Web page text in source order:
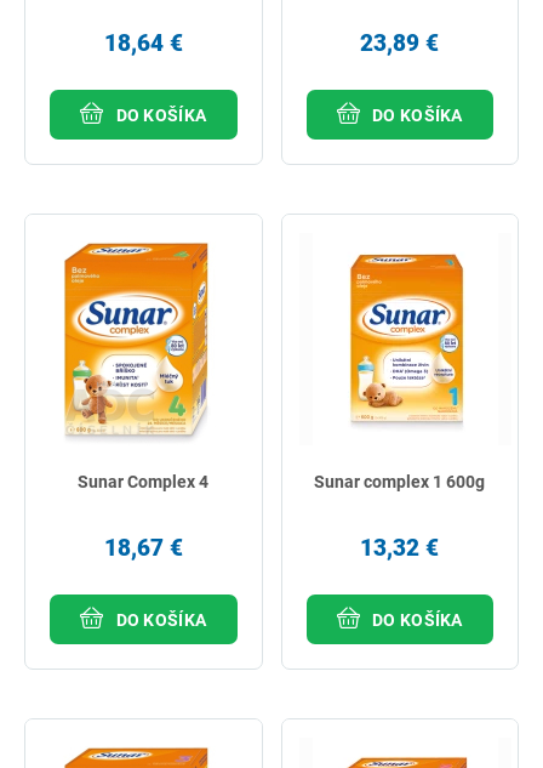
18,64 €
DO KOŠÍKA
23,89 €
DO KOŠÍKA
Sunar Complex 4
18,67 €
DO KOŠÍKA
Sunar complex 1 600g
13,32 €
DO KOŠÍKA